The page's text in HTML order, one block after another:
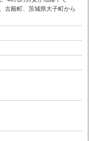
古殿町、茨城県大子町から